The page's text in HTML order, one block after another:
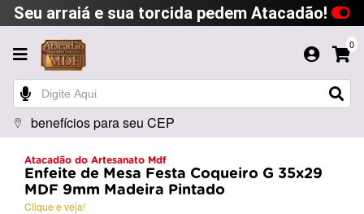
Seu arraiá e sua torcida pedem Atacadão!
0
benefícios para seu CEP
Atacadão do Artesanato Mdf
Enfeite de Mesa Festa Coqueiro G 35x29
MDF 9mm Madeira Pintado
Clique e veja!